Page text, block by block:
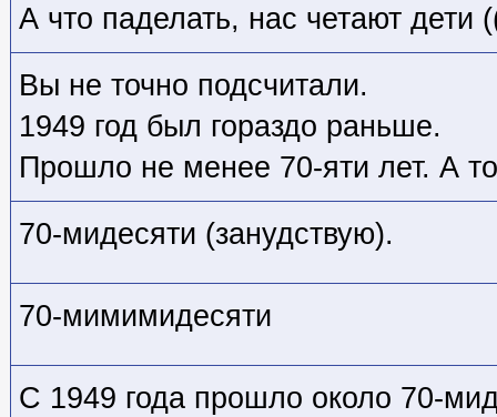
А что паделать, нас четают дети
Вы не точно подсчитали.
1949 год был гораздо раньше.
Прошло не менее 70-яти лет. А
70-мидесяти (занудствую).
70-мимимидесяти
С 1949 года прошло около 70-